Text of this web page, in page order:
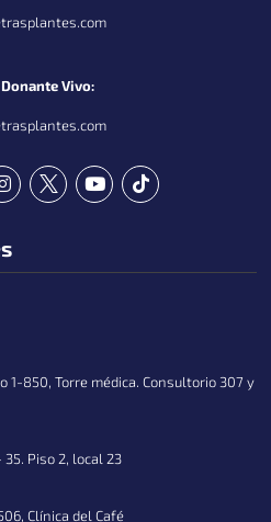
Vivo:
I
n
s
a
Y
o
u
T
i
k
1-850, Torre médica. Consultorio 307 y
Piso 2, local 23
Clínica del Café